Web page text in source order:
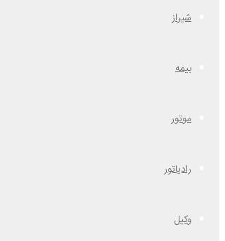
شیراز
بیمه
موتور
رادیاتور
وکیل